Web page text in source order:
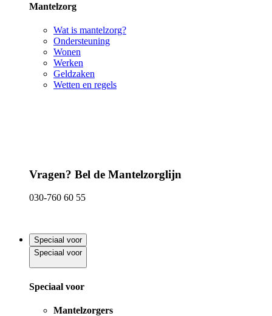
Mantelzorg
Wat is mantelzorg?
Ondersteuning
Wonen
Werken
Geldzaken
Wetten en regels
Vragen? Bel de Mantelzorglijn
030-760 60 55
Speciaal voor
Speciaal voor
Speciaal voor
Mantelzorgers